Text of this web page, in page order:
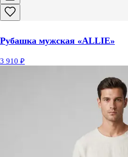
Рубашка мужская «ALLIE»
3 910 ₽